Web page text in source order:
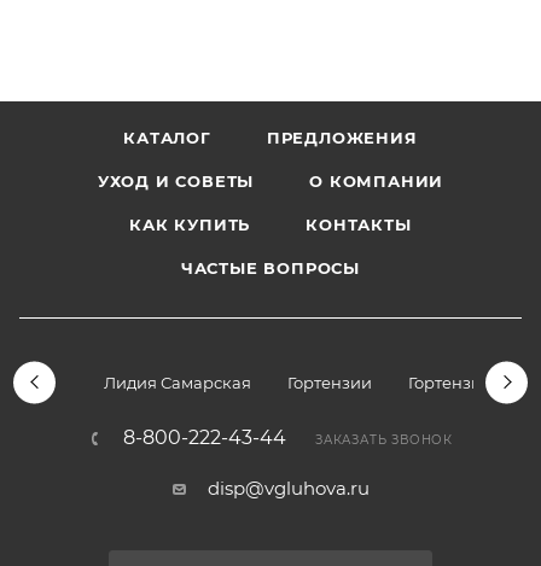
КАТАЛОГ ПРЕДЛОЖЕНИЯ
УХОД И СОВЕТЫ О КОМПАНИИ
КАК КУПИТЬ КОНТАКТЫ
ЧАСТЫЕ ВОПРОСЫ
Лидия Самарская Гортензии Гортензии
8-800-222-43-44 ЗАКАЗАТЬ ЗВОНОК
disp@vgluhova.ru